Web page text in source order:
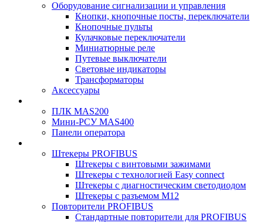
Оборудование сигнализации и управления
Кнопки, кнопочные посты, переключатели
Кнопочные пульты
Кулачковые переключатели
Миниатюрные реле
Путевые выключатели
Световые индикаторы
Трансформаторы
Аксессуары
ПЛК MAS200
Мини-РСУ MAS400
Панели оператора
Штекеры PROFIBUS
Штекеры с винтовыми зажимами
Штекеры с технологией Easy connect
Штекеры с диагностическим светодиодом
Штекеры с разъемом М12
Повторители PROFIBUS
Стандартные повторители для PROFIBUS